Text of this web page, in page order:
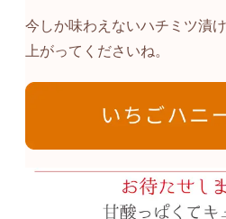
今しか味わえないハチミツ漬
上がってくださいね。